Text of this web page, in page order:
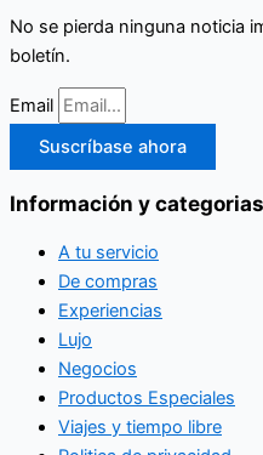
No se pierda ninguna noticia
boletín.
Email
Suscríbase ahora
Información y categorias
A tu servicio
De compras
Experiencias
Lujo
Negocios
Productos Especiales
Viajes y tiempo libre